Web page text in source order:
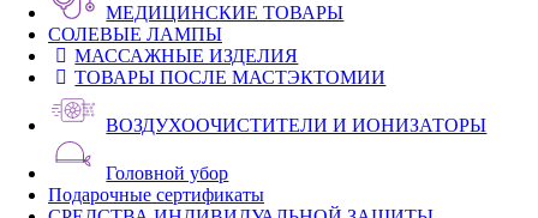
МЕДИЦИНСКИЕ ТОВАРЫ
СОЛЕВЫЕ ЛАМПЫ
МАССАЖНЫЕ ИЗДЕЛИЯ
ТОВАРЫ ПОСЛЕ МАСТЭКТОМИИ
ВОЗДУХООЧИСТИТЕЛИ И ИОНИЗАТОРЫ
Головной убор
Подарочные сертификаты